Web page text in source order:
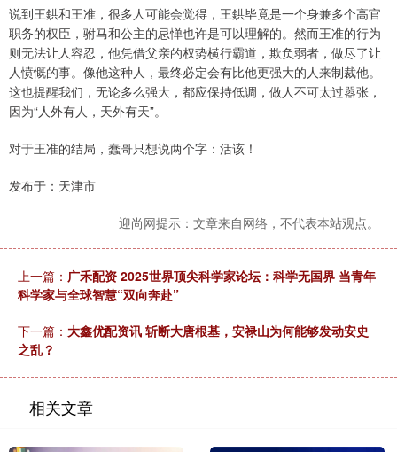
说到王鉷和王准，很多人可能会觉得，王鉷毕竟是一个身兼多个高官
职务的权臣，驸马和公主的忌惮也许是可以理解的。然而王准的行为
则无法让人容忍，他凭借父亲的权势横行霸道，欺负弱者，做尽了让
人愤慨的事。像他这种人，最终必定会有比他更强大的人来制裁他。
这也提醒我们，无论多么强大，都应保持低调，做人不可太过嚣张，
因为“人外有人，天外有天”。
对于王准的结局，蠢哥只想说两个字：活该！
发布于：天津市
迎尚网提示：文章来自网络，不代表本站观点。
上一篇： 广禾配资 2025世界顶尖科学家论坛：科学无国界 当青年
科学家与全球智慧“双向奔赴”
下一篇： 大鑫优配资讯 斩断大唐根基，安禄山为何能够发动安史
之乱？
相关文章